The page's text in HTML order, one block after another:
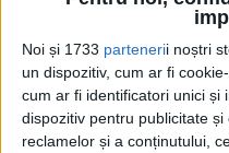
Noi și 1733 partenerii noștri
un dispozitiv, cum ar fi
cum ar fi identificatori unici și
dispozitiv pentru publicitate
reclamelor și a conținutului,
Limbajul dublu al